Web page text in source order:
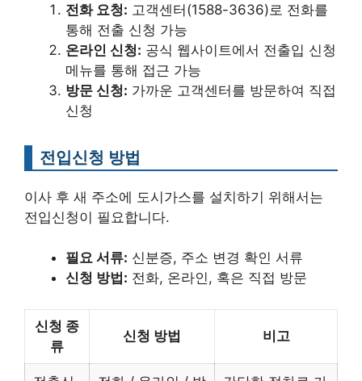
전화 요청: 고객센터(1588-3636)로 전화를
통해 전출 신청 가능
온라인 신청: 공식 웹사이트에서 전출입 신청
메뉴를 통해 접근 가능
방문 신청: 가까운 고객센터를 방문하여 직접
신청
전입신청 방법
이사 후 새 주소에 도시가스를 설치하기 위해서는
전입신청이 필요합니다.
필요 서류: 신분증, 주소 변경 확인 서류
신청 방법: 전화, 온라인, 혹은 직접 방문
신청 종
류
신청 방법 비고